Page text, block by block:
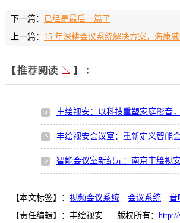
下一篇：
已经是最后一篇了
上一篇： 15 年深耕会议系统解决方案，海康
丰绘视安：以科技重塑家庭影音
丰绘视安会议室：重新定义智能
智能会议室新纪元：南京丰绘视
【本文标签】： 视频会议系统 会议系统 音
【责任编辑】： 丰绘视安 版权所有： http://